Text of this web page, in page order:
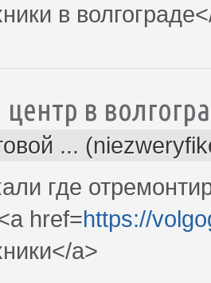
в
в
...
где
href=https://
a>